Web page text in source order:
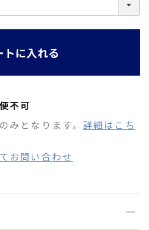
トに入れる
不可
みとなります。 詳細はこち
お問い合わせ